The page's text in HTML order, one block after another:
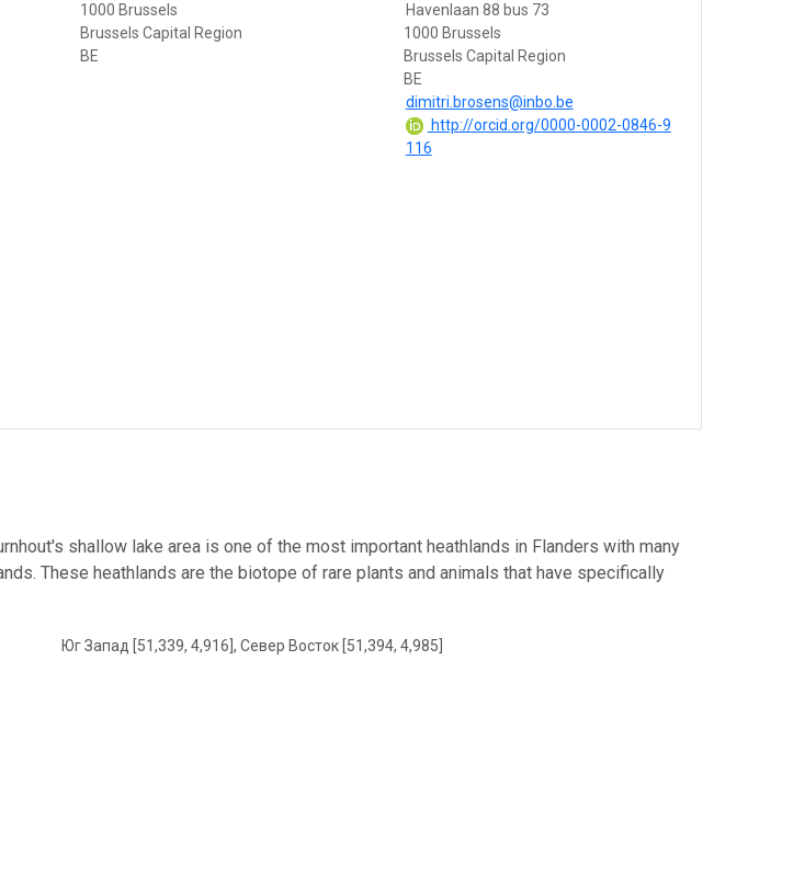
1000 Brussels
Brussels Capital Region
BE
Havenlaan 88 bus 73
1000 Brussels
Brussels Capital Region
BE
dimitri.brosens@inbo.be
http://orcid.org/0000-0002-0846-9
116
shallow lake area is one of the most important heathlands in Flanders with many
These heathlands are the biotope of rare plants and animals that have specifically
Юг Запад [51,339, 4,916], Север Восток [51,394, 4,985]